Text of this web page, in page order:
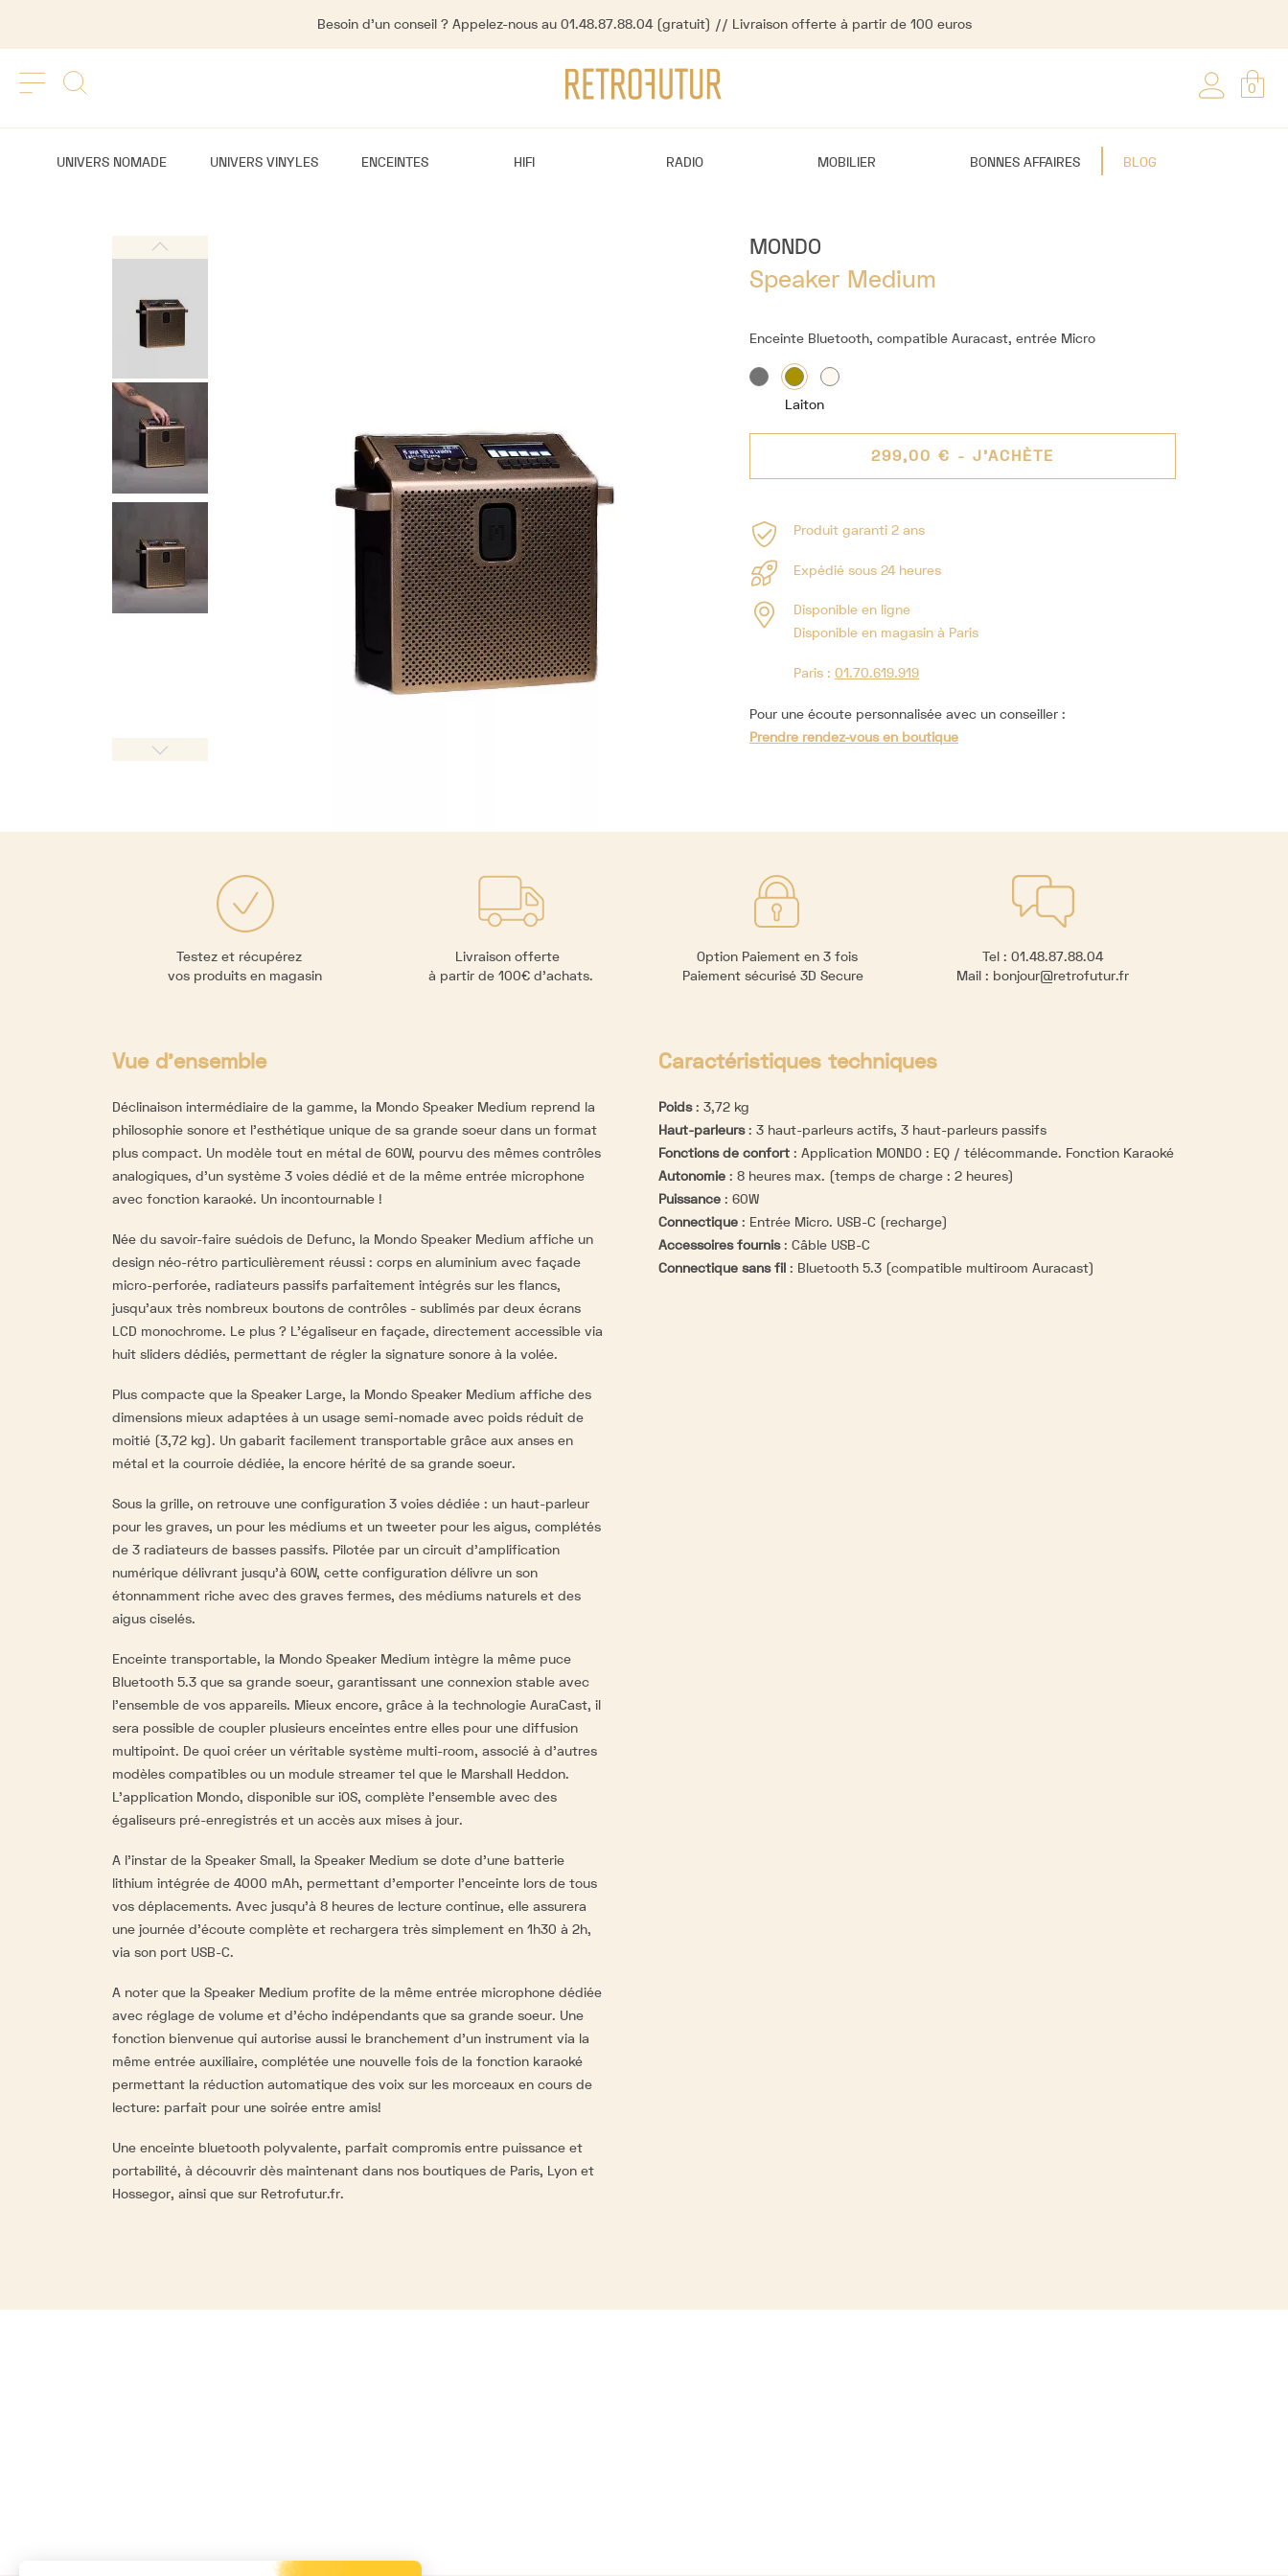
Besoin d'un conseil ? Appelez-nous au 01.48.87.88.04 (gratuit) // Livraison offerte à partir de 100 euros
0
UNIVERS NOMADE UNIVERS VINYLES ENCEINTES HIFI RADIO MOBILIER BONNES AFFAIRES BLOG
MONDO
Speaker Medium
Enceinte Bluetooth, compatible Auracast, entrée Micro
Laiton
299,00 € - J'ACHÈTE
Produit garanti 2 ans
Expédié sous 24 heures
Disponible en ligne
Disponible en magasin à Paris
Paris : 01.70.619.919
Pour une écoute personnalisée avec un conseiller :
Prendre rendez-vous en boutique
Testez et récupérez
vos produits en magasin
Livraison offerte
à partir de 100€ d’achats.
Option Paiement en 3 fois
Paiement sécurisé 3D Secure
Tel :01.48.87.88.04
Mail : bonjour@retrofutur.fr
Vue d'ensemble
Déclinaison intermédiaire de la gamme, la Mondo Speaker Medium reprend la
philosophie sonore et l'esthétique unique de sa grande soeur dans un format
plus compact. Un modèle tout en métal de 60W, pourvu des mêmes contrôles
analogiques, d'un système 3 voies dédié et de la même entrée microphone
avec fonction karaoké. Un incontournable !
Née du savoir-faire suédois de Defunc, la Mondo Speaker Medium affiche un
design néo-rétro particulièrement réussi : corps en aluminium avec façade
micro-perforée, radiateurs passifs parfaitement intégrés sur les flancs,
jusqu’aux très nombreux boutons de contrôles - sublimés par deux écrans
LCD monochrome. Le plus ? L’égaliseur en façade, directement accessible via
huit sliders dédiés, permettant de régler la signature sonore à la volée.
Plus compacte que la Speaker Large, la Mondo Speaker Medium affiche des
dimensions mieux adaptées à un usage semi-nomade avec poids réduit de
moitié (3,72 kg). Un gabarit facilement transportable grâce aux anses en
métal et la courroie dédiée, la encore hérité de sa grande soeur.
Sous la grille, on retrouve une configuration 3 voies dédiée : un haut-parleur
pour les graves, un pour les médiums et un tweeter pour les aigus, complétés
de 3 radiateurs de basses passifs. Pilotée par un circuit d'amplification
numérique délivrant jusqu'à 60W, cette configuration délivre un son
étonnamment riche avec des graves fermes, des médiums naturels et des
aigus ciselés.
Enceinte transportable, la Mondo Speaker Medium intègre la même puce
Bluetooth 5.3 que sa grande soeur, garantissant une connexion stable avec
l'ensemble de vos appareils. Mieux encore, grâce à la technologie AuraCast, il
sera possible de coupler plusieurs enceintes entre elles pour une diffusion
multipoint. De quoi créer un véritable système multi-room, associé à d'autres
modèles compatibles ou un module streamer tel que le Marshall Heddon.
L'application Mondo, disponible sur iOS, complète l'ensemble avec des
égaliseurs pré-enregistrés et un accès aux mises à jour.
A l'instar de la Speaker Small, la Speaker Medium se dote d'une batterie
lithium intégrée de 4000 mAh, permettant d'emporter l'enceinte lors de tous
vos déplacements. Avec jusqu'à 8 heures de lecture continue, elle assurera
une journée d'écoute complète et rechargera très simplement en 1h30 à 2h,
via son port USB-C.
A noter que la Speaker Medium profite de la même entrée microphone dédiée
avec réglage de volume et d'écho indépendants que sa grande soeur. Une
fonction bienvenue qui autorise aussi le branchement d'un instrument via la
même entrée auxiliaire, complétée une nouvelle fois de la fonction karaoké
permettant la réduction automatique des voix sur les morceaux en cours de
lecture: parfait pour une soirée entre amis!
Une enceinte bluetooth polyvalente, parfait compromis entre puissance et
portabilité, à découvrir dès maintenant dans nos boutiques de Paris, Lyon et
Hossegor, ainsi que sur Retrofutur.fr.
Caractéristiques techniques
Poids: 3,72 kg
Haut-parleurs: 3 haut-parleurs actifs, 3 haut-parleurs passifs
Fonctions de confort : Application MONDO : EQ / télécommande. Fonction Karaoké
Autonomie : 8 heures max. (temps de charge : 2 heures)
Puissance : 60W
Connectique : Entrée Micro. USB-C (recharge)
Accessoires fournis: Câble USB-C
Connectique sans fil : Bluetooth 5.3 (compatible multiroom Auracast)